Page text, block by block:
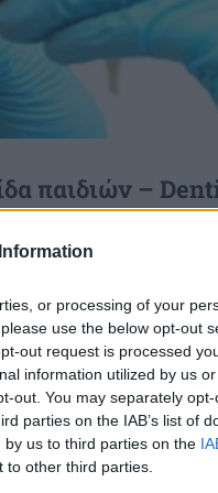
or processing of your
use the below opt-out
out request is processed
information utilized by us
out. You may separately
parties on the IAB’s list of
us to third parties on the
other third parties.
παιδιών –
για
έτη 2011 έως
και
το οποίο ασκεί τη